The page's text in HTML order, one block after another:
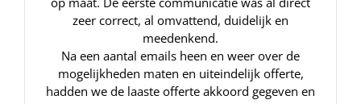
zeer correct, al omvattend, duidelijk en
meedenkend.
Na een aantal emails heen en weer over de
mogelijkheden maten en uiteindelijk offerte,
hadden we de laaste offerte akkoord gegeven en